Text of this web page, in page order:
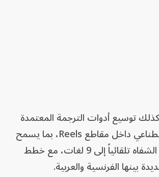
توسيع أدوات الترجمة المعتمدة
على الذكاء الاصطناعي داخل مقاطع Reels، بما يسمح
لدبلجة وتحريك الشفاه تلقائياً إلى 9 لغات، مع خطط
بينها الفرنسية والعربية.